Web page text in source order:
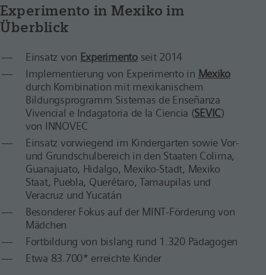
Experimento in Mexiko im
Überblick
Einsatz von Experimentoseit 2014
Implementierung von Experimento in Mexiko
durch Kombination mit mexikanischem
Bildungsprogramm Sistemas de Enseñanza
Vivencial e Indagatoria de la Ciencia (SEVIC)
von INNOVEC
Einsatz vorwiegend im Kindergarten sowie Vor-
und Grundschulbereich in den Staaten Colima,
Guanajuato, Hidalgo, Mexiko-Stadt, Mexiko
Staat, Puebla, Querétaro, Tamaupilas und
Veracruz und Yucatán
Besonderer Fokus auf der MINT-Förderung von
Mädchen
Fortbildung von bislang rund 1.320 Pädagogen
Etwa 83.700* erreichte Kinder